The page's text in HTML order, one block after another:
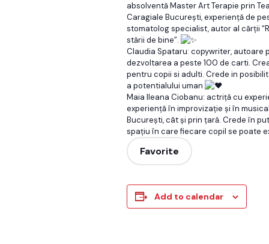
absolventă Master Art Terapie prin
Caragiale București, experiență de
stomatolog specialist, autor al cărții
stării de bine”.
Claudia Spataru: copywriter, autoare
dezvoltarea a peste 100 de carti.
pentru copii si adulti. Crede in
a potentialului uman
Maia Ileana Ciobanu: actriță cu
experiență în improvizație și în
București, cât și prin țară. Crede în
spațiu în care fiecare copil se poate
Favorite
Add to calendar